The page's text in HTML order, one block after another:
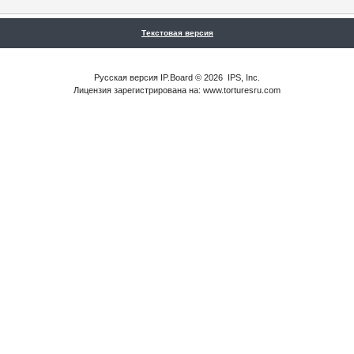
Текстовая версия
Русская версия IP.Board© 2026 IPS, Inc
Лицензия зарегистрирована на: www.torturesru.com